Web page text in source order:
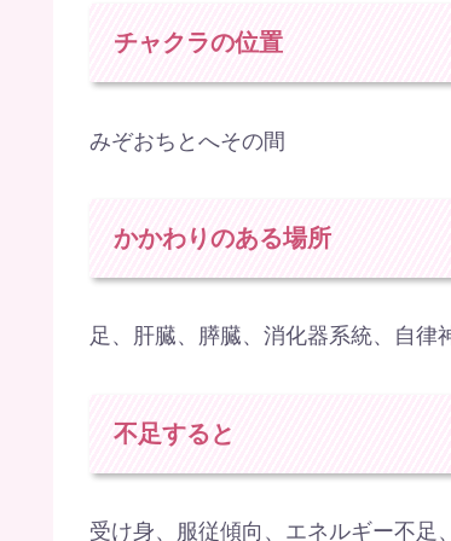
チャクラの位置
みぞおちとへその間
かかわりのある場所
足、肝臓、膵臓、消化器系統、自律
不足すると
受け身、服従傾向、エネルギー不足